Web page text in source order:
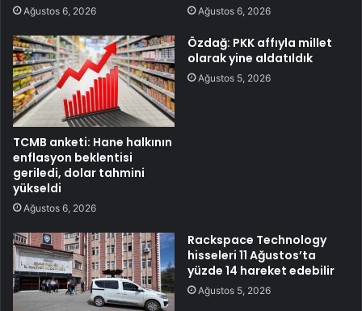
Ağustos 6, 2026 Ağustos 6, 2026
TCMB anketi: Hane halkının
enflasyon beklentisi
geriledi, dolar tahmini
yükseldi
Ağustos 6, 2026
Özdağ: PKK affıyla millet
olarak yine aldatıldık
Ağustos 5, 2026
Rackspace Technology
hisseleri 11 Ağustos’ta
yüzde 14 hareket edebilir
Ağustos 5, 2026